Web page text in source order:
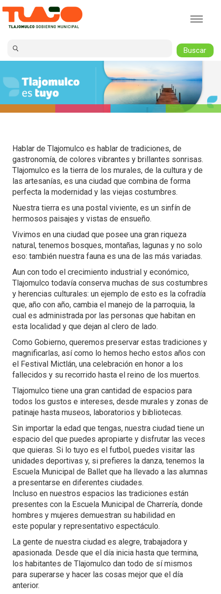
Jump to navigation
Hablar de Tlajomulco es hablar de tradiciones, de
gastronomía, de colores vibrantes y brillantes sonrisas.
Tlajomulco es la tierra de los murales, de la cultura y de
las artesanías, es una ciudad que combina de forma
perfecta la modernidad y las viejas costumbres.
Nuestra tierra es una postal viviente, es un sinfín de
hermosos paisajes y vistas de ensueño.
Vivimos en una ciudad que posee una gran riqueza
natural, tenemos bosques, montañas, lagunas y no solo
eso: también nuestra fauna es una de las más variadas.
Aun con todo el crecimiento industrial y económico,
Tlajomulco todavía conserva muchas de sus costumbres
y herencias culturales: un ejemplo de esto es la cofradía
que, año con año, cambia el manejo de la parroquia, la
cual es administrada por las personas que habitan en
esta localidad y que dejan al clero de lado.
Como Gobierno, queremos preservar estas tradiciones y
magnificarlas, así como lo hemos hecho estos años con
el Festival Mictlán, una celebración en honor a los
fallecidos y su recorrido hasta el reino de los muertos.
Tlajomulco tiene una gran cantidad de espacios para
todos los gustos e intereses, desde murales y zonas de
patinaje hasta museos, laboratorios y bibliotecas.
Sin importar la edad que tengas, nuestra ciudad tiene un
espacio del que puedes apropiarte y disfrutar las veces
que quieras. Si lo tuyo es el futbol, puedes visitar las
unidades deportivas y, si prefieres la danza, tenemos la
Escuela Municipal de Ballet que ha llevado a las alumnas
a presentarse en diferentes ciudades.
Incluso en nuestros espacios las tradiciones están
presentes con la Escuela Municipal de Charrería, donde
hombres y mujeres demuestran su habilidad en
este popular y representativo espectáculo.
La gente de nuestra ciudad es alegre, trabajadora y
apasionada. Desde que el día inicia hasta que termina,
los habitantes de Tlajomulco dan todo de sí mismos
para superarse y hacer las cosas mejor que el día
anterior.